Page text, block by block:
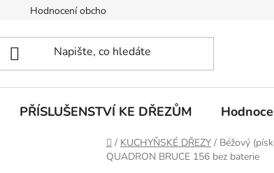
Hodnocení obchodu
PŘÍSLUŠENSTVÍ KE DŘEZŮM
Domů
/ KUCHYŇSKÉ DŘEZY / Béžový
QUADRON BRUCE 156 bez baterie